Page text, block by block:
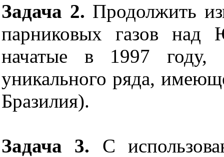
Задача 2. Продолжить
парниковых газов над
начатые в 1997 году,
уникального ряда,
Бразилия).
Задача 3. С